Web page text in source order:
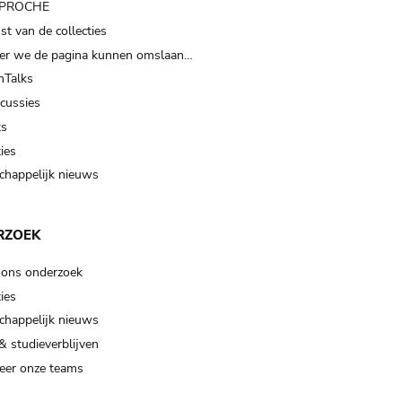
van de collecties
we de pagina kunnen omslaan…
nieuws
onderzoek
nieuws
studieverblijven
onze teams